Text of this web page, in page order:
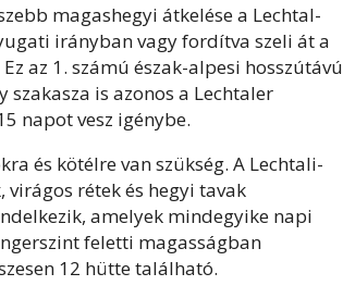
magashegyi átkelése a Lechtal-
irányban vagy fordítva szeli át a
az 1. számú észak-alpesi hosszútávú
is azonos a Lechtaler
napot vesz igénybe.
és kötélre van szükség. A Lechtali-
rétek és hegyi tavak
amelyek mindegyike napi
feletti magasságban
12 hütte található.